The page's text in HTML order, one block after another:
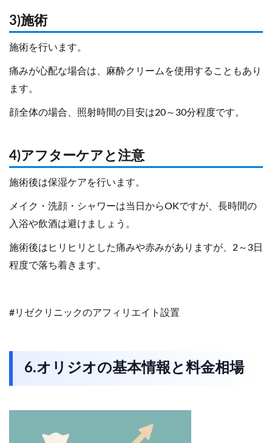
3)施術
施術を行います。
痛みが心配な場合は、麻酔クリームを使用することもあり
ます。
顔全体の場合、照射時間の目安は20～30分程度です。
4)アフターケアと注意
施術後は保湿ケアを行います。
メイク・洗顔・シャワーは当日からOKですが、長時間の
入浴や飲酒は避けましょう。
施術後はヒリヒリとした痛みや赤みがありますが、2～3日
程度で落ち着きます。
#リゼクリニックのアフィリエイト設置
6.オリジオの基本情報と料金相場